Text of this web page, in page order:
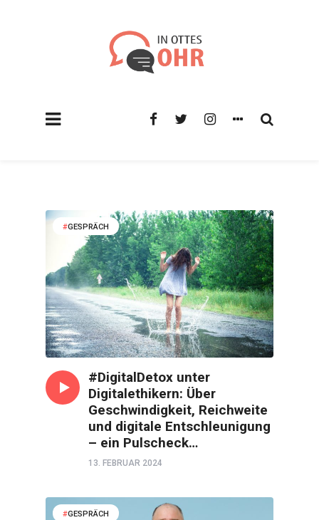
GESPRÄCH
#DigitalDetox unter
Digitalethikern: Über
Geschwindigkeit, Reichweite
und digitale Entschleunigung
– ein Pulscheck…
13. FEBRUAR 2024
GESPRÄCH